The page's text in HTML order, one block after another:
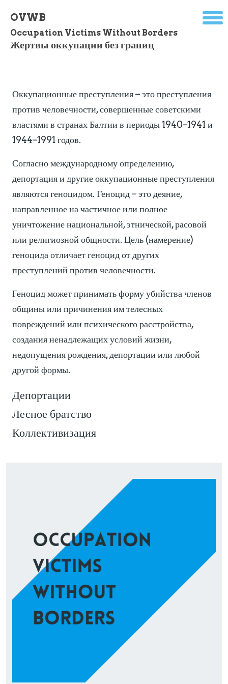
OVWB
Occupation Victims Without Borders
Жертвы оккупации без границ
Оккупационные преступления – это преступления
против человечности, совершенные советскими
властями в странах Балтии в периоды 1940–1941 и
1944–1991 годов.
Согласно международному определению,
депортация и другие оккупационные преступления
являются геноцидом. Геноцид – это деяние,
направленное на частичное или полное
уничтожение национальной, этнической, расовой
или религиозной общности. Цель (намерение)
геноцида отличает геноцид от других
преступлений против человечности.
Геноцид может принимать форму убийства членов
общины или причинения им телесных
повреждений или психического расстройства,
создания ненадлежащих условий жизни,
недопущения рождения, депортации или любой
другой формы.
Депортации
Лесное братство
Коллективизация